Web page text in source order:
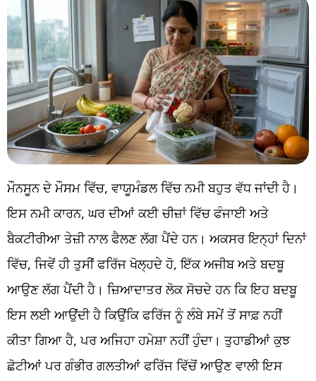
ਮੌਨਸੂਨ ਦੇ ਮੌਸਮ ਵਿੱਚ, ਵਾਯੂਮੰਡਲ ਵਿੱਚ ਨਮੀ ਬਹੁਤ ਵੱਧ ਜਾਂਦੀ ਹੈ।
ਇਸ ਨਮੀ ਕਾਰਨ, ਘਰ ਦੀਆਂ ਕਈ ਚੀਜ਼ਾਂ ਵਿੱਚ ਫੰਜਾਈ ਅਤੇ
ਬੈਕਟੀਰੀਆ ਤੇਜ਼ੀ ਨਾਲ ਫੈਲਣ ਲੱਗ ਪੈਂਦੇ ਹਨ। ਅਕਸਰ ਇਨ੍ਹਾਂ ਦਿਨਾਂ
ਵਿੱਚ, ਜਿਵੇਂ ਹੀ ਤੁਸੀਂ ਫਰਿੱਜ ਖੋਲ੍ਹਦੇ ਹੋ, ਇੱਕ ਅਜੀਬ ਅਤੇ ਬਦਬੂ
ਆਉਣ ਲੱਗ ਪੈਂਦੀ ਹੈ। ਜ਼ਿਆਦਾਤਰ ਲੋਕ ਸੋਚਦੇ ਹਨ ਕਿ ਇਹ ਬਦਬੂ
ਇਸ ਲਈ ਆਉਂਦੀ ਹੈ ਕਿਉਂਕਿ ਫਰਿੱਜ ਨੂੰ ਲੰਬੇ ਸਮੇਂ ਤੋਂ ਸਾਫ਼ ਨਹੀਂ
ਕੀਤਾ ਗਿਆ ਹੈ, ਪਰ ਅਜਿਹਾ ਹਮੇਸ਼ਾ ਨਹੀਂ ਹੁੰਦਾ। ਤੁਹਾਡੀਆਂ ਕੁਝ
ਛੋਟੀਆਂ ਪਰ ਗੰਭੀਰ ਗਲਤੀਆਂ ਫਰਿੱਜ ਵਿੱਚੋਂ ਆਉਣ ਵਾਲੀ ਇਸ